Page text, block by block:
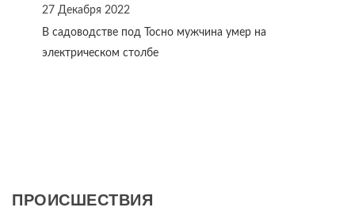
27 Декабря 2022
В садоводстве под Тосно мужчина умер на
электрическом столбе
ПРОИСШЕСТВИЯ